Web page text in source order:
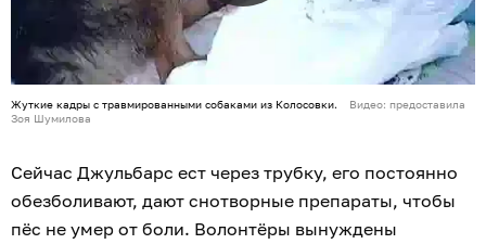
Жуткие кадры с травмированными собаками из Колосовки.
Видео: предоставила
Зоя Шумилова
Сейчас Джульбарс ест через трубку, его постоянно
обезболивают, дают снотворные препараты, чтобы
пёс не умер от боли. Волонтёры вынуждены